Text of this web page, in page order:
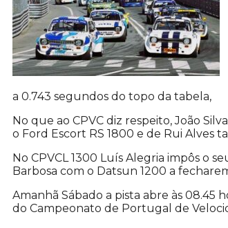
a 0.743 segundos do topo da tabela,
No que ao CPVC diz respeito, João
o Ford Escort RS 1800 e de Rui Alves
No CPVCL 1300 Luís Alegria impôs o
Barbosa com o Datsun 1200 a
Amanhã Sábado a pista abre às 08.45
do Campeonato de Portugal de